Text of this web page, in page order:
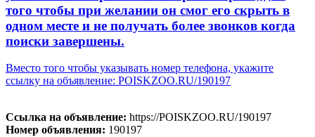
того чтобы при желании он смог его скрыть в
одном месте и не получать более звонков когда
поиски завершены.
Вместо того чтобы указывать номер телефона, укажите
ссылку на объявление: POISKZOO.RU/190197
Ссылка на объявление: https://POISKZOO.RU/190197
Номер объявления: 190197